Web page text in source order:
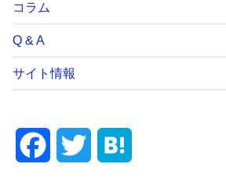
コラム
Q & A
サイト情報